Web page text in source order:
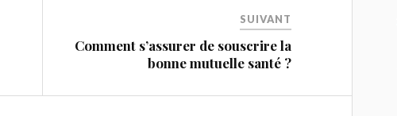
SUIVANT
Comment s’assurer de souscrire la
bonne mutuelle santé ?